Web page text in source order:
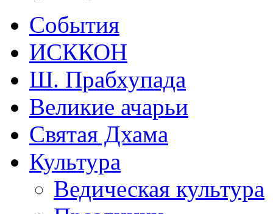
События
ИСККОН
Ш. Прабхупада
Великие ачарьи
Святая Дхама
Культура
Ведическая культура